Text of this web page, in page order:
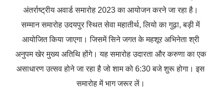
अंतर्राष्ट्रीय अवार्ड समारोह 2023 का आयोजन करने जा रहा है।
सम्मान समारोह उदयपुर स्थित सेवा महातीर्थ, लियो का गुढ़ा, बड़ी में
आयोजित किया जाएगा। जिसमें सिने जगत के महशूर अभिनेता श्री
अनुपम खेर मुख्य अतिथि होंगे। यह समारोह उदारता और करुणा का एक
असाधारण उत्सव होने जा रहा है जो शाम को 6:30 बजे शुरू होगा। इस
समारोह में भाग जरूर लें।